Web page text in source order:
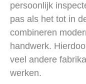
persoonlijk
pas als het tot in
combineren
handwerk.
veel andere
werken.